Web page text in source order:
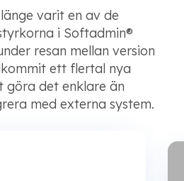
varit en av de
i Softadmin®
resan mellan version
ett flertal nya
göra det enklare än
med externa system.